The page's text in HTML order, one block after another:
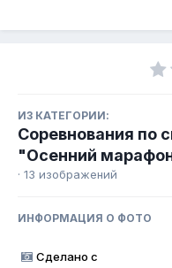
ИЗ КАТЕГОРИИ:
Соревнования по
"Осенний
· 13 изображений
ИНФОРМАЦИЯ О ФОТО
Сделано с